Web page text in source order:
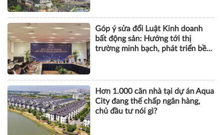
Lộ diện dòng BĐS cao cấp tại Đà
Nẵng lọt tầm ngắm giới thượng
lưu
Góp ý sửa đổi Luật Kinh doanh
bất động sản: Hướng tới thị
trường minh bạch, phát triển bền